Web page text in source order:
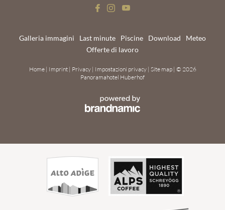
Galleria immagini Last minute Piscine Download
Meteo
Offerte di lavoro
Home | Imprint | Privacy | Impostazioni privacy | Site map | © 2026
Panoramahotel Huberhof